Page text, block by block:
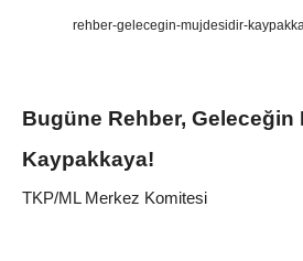
rehber-gelecegin-mujdesidir-
Bugüne Rehber, Geleceğin
Kaypakkaya!
TKP/ML Merkez Komitesi